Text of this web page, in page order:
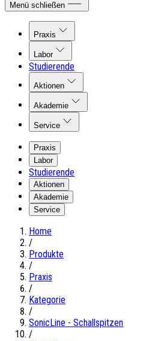
Menü schließen
Praxis
Labor
Studierende
Aktionen
Akademie
Service
Praxis
Labor
Studierende
Aktionen
Akademie
Service
Home
/
Produkte
/
Praxis
/
Kategorie
/
SonicLine - Schallspitzen
/